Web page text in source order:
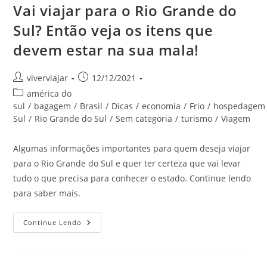
Vai viajar para o Rio Grande do
Sul? Então veja os itens que
devem estar na sua mala!
Autor
do
post:
viverviajar
Post12/12/2021
Categoria
do
post:
américa do
sul / bagagem / Brasil / Dicas / economia / Frio / hospedagem
Sul / Rio Grande do Sul / Sem categoria / turismo / Viagem
Algumas informações importantes para quem deseja viajar
para o Rio Grande do Sul e quer ter certeza que vai levar
tudo o que precisa para conhecer o estado. Continue lendo
para saber mais.
Continue Lendo Vai
Viajar